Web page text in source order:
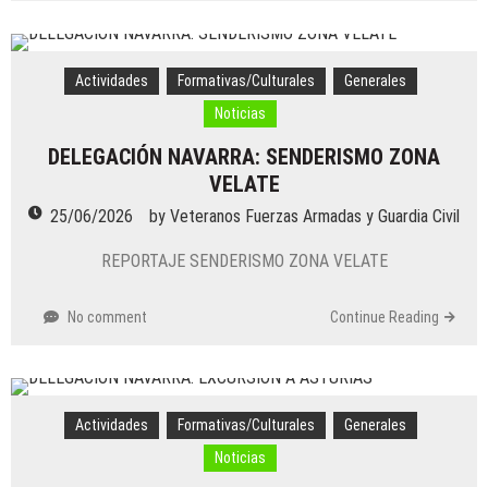
Actividades Formativas/Culturales
Generales
Noticias
DELEGACIÓN NAVARRA: SENDERISMO ZONA
VELATE
25/06/2026 by Veteranos Fuerzas Armadas y Guardia Civil
REPORTAJE SENDERISMO ZONA VELATE
No comment Continue Reading
Actividades Formativas/Culturales
Generales
Noticias